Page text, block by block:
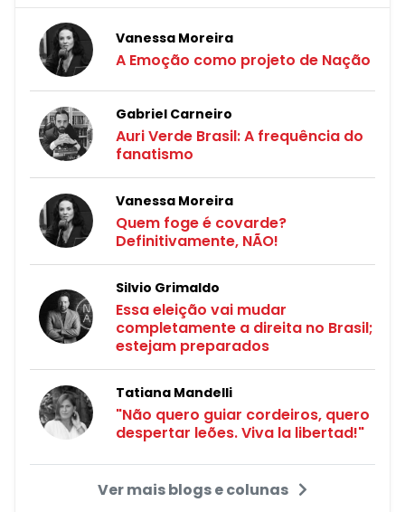
Vanessa Moreira
A Emoção como projeto de Nação
Gabriel Carneiro
Auri Verde Brasil: A frequência do
fanatismo
Vanessa Moreira
Quem foge é covarde?
Definitivamente, NÃO!
Silvio Grimaldo
Essa eleição vai mudar
completamente a direita no Brasil;
estejam preparados
Tatiana Mandelli
"Não quero guiar cordeiros, quero
despertar leões. Viva la libertad!"
Ver mais blogs e colunas